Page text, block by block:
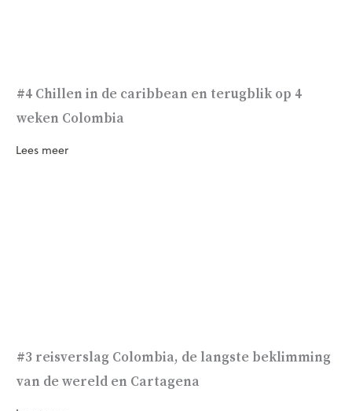
#4 Chillen in de caribbean en terugblik op 4
weken Colombia
Lees meer
#3 reisverslag Colombia, de langste beklimming
van de wereld en Cartagena